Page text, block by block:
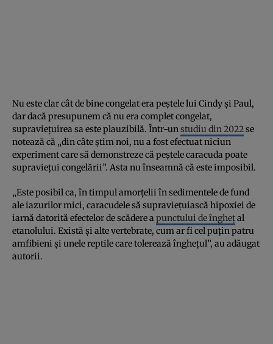
Nu este clar cât de bine congelat era peștele lui Cindy și Paul,
dar dacă presupunem că nu era complet congelat,
supraviețuirea sa este plauzibilă. Într-unstudiu din 2022se
notează că „din câte știm noi, nu a fost efectuat niciun
experiment care să demonstreze că peștele caracuda poate
supraviețui congelării”. Asta nu înseamnă că este imposibil.
„Este posibil ca, în timpul amorțelii în sedimentele de fund
ale iazurilor mici, caracudele să supraviețuiască hipoxiei de
iarnă datorită efectelor de scădere a punctului de înghețal
etanolului. Există și alte vertebrate, cum ar fi cel puțin patru
amfibieni și unele reptile care tolerează înghețul”, au adăugat
autorii.